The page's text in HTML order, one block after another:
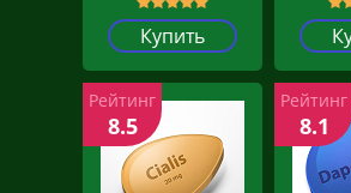
Купить
Рейтинг
8.5
Рейтинг
8.1